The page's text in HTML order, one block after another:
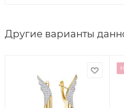
Другие варианты